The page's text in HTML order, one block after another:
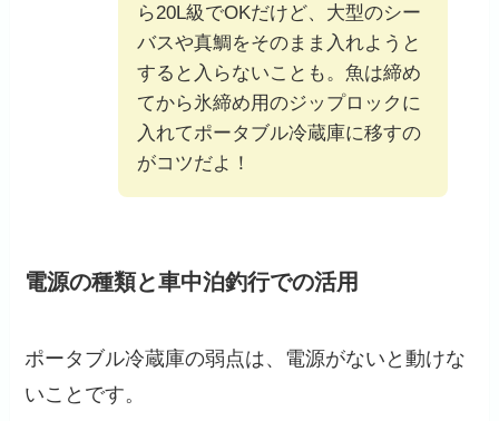
ら20L級でOKだけど、大型のシー
バスや真鯛をそのまま入れようと
すると入らないことも。魚は締め
てから氷締め用のジップロックに
入れてポータブル冷蔵庫に移すの
がコツだよ！
電源の種類と車中泊釣行での活用
ポータブル冷蔵庫の弱点は、電源がないと動けな
いことです。